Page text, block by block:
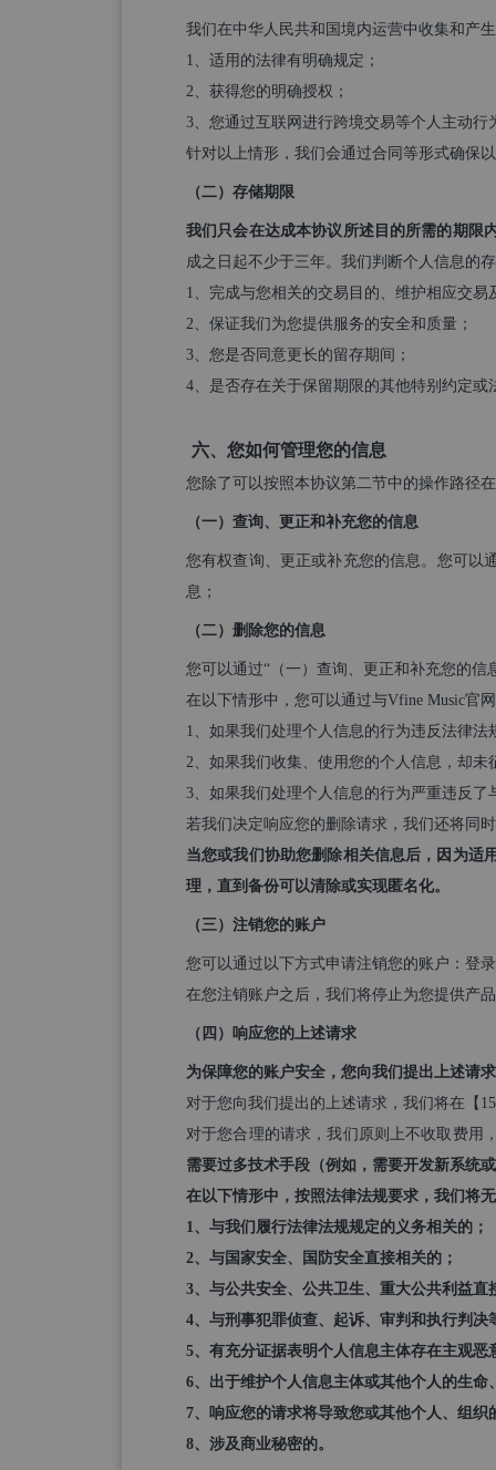
我们在中华人民共和国境内运营中收集和产
1、适用的法律有明确规定；
2、获得您的明确授权；
3、您通过互联网进行跨境交易等个人主动行
针对以上情形，我们会通过合同等形式确保
（二）存储期限
我们只会在达成本协议所述目的所需的期限
成之日起不少于三年。我们判断个人信息的
1、完成与您相关的交易目的、维护相应交
2、保证我们为您提供服务的安全和质量；
3、您是否同意更长的留存期间；
4、是否存在关于保留期限的其他特别约定
六、您如何管理您的信息
您除了可以按照本协议第二节中的操作路径
（一）查询、更正和补充您的信息
您有权查询、更正或补充您的信息。您可以
息；
（二）删除您的信息
您可以通过“（一）查询、更正和补充您的信
在以下情形中，您可以通过与Vfine Music官
1、如果我们处理个人信息的行为违反法律法
2、如果我们收集、使用您的个人信息，却未
3、如果我们处理个人信息的行为严重违反了
若我们决定响应您的删除请求，我们还将同
当您或我们协助您删除相关信息后，因为适
理，直到备份可以清除或实现匿名化。
（三）注销您的账户
您可以通过以下方式申请注销您的账户：登
在您注销账户之后，我们将停止为您提供产
（四）响应您的上述请求
为保障您的账户安全，您向我们提出上述请
对于您向我们提出的上述请求，我们将在【
对于您合理的请求，我们原则上不收取费用
需要过多技术手段（例如，需要开发新系统
在以下情形中，按照法律法规要求，我们将
1、与我们履行法律法规规定的义务相关的；
2、与国家安全、国防安全直接相关的；
3、与公共安全、公共卫生、重大公共利益直
4、与刑事犯罪侦查、起诉、审判和执行判决
5、有充分证据表明个人信息主体存在主观恶
6、出于维护个人信息主体或其他个人的生
7、响应您的请求将导致您或其他个人、组织
8、涉及商业秘密的。